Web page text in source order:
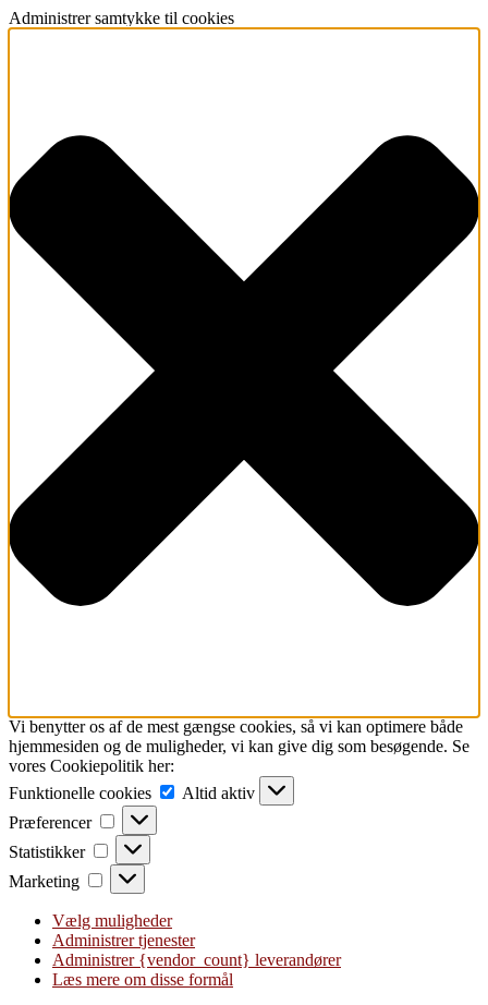
Administrer samtykke til cookies
Vi benytter os af de mest gængse cookies, så vi kan optimere både
hjemmesiden og de muligheder, vi kan give dig som besøgende. Se
vores Cookiepolitik her:
Funktionelle cookies
Funktionelle
cookies
Altid aktiv
Præferencer
Præferencer
Statistikker Statistikker
Marketing Marketing
Vælg muligheder
Administrer tjenester
Administrer {vendor_count} leverandører
Læs mere om disse formål